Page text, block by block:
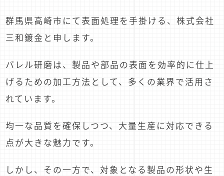
群馬県高崎市にて表面処理を手掛ける、株式会社
三和鍍金と申します。
バレル研磨は、製品や部品の表面を効率的に仕上
げるための加工方法として、多くの業界で活用さ
れています。
均一な品質を確保しつつ、大量生産に対応できる
点が大きな魅力です。
しかし、その一方で、対象となる製品の形状や生